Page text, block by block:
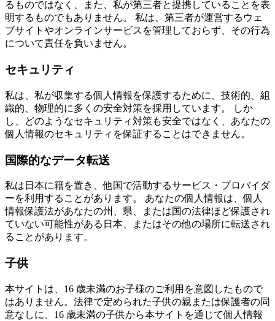
るものではなく、また、私が第三者と提携していることを表
明するものでもありません。 私は、第三者が運営するウェ
ブサイトやオンラインサービスを管理しておらず、その行為
について責任を負いません。
セキュリティ
私は、私が収集する個人情報を保護するために、技術的、組
織的、物理的に多くの安全対策を採用しています。 しか
し、どのようなセキュリティ対策も安全ではなく、あなたの
個人情報のセキュリティを保証することはできません。
国際的なデータ転送
私は日本に籍を置き、他国で活動するサービス・プロバイダ
ーを利用することがあります。 あなたの個人情報は、個人
情報保護法があなたの州、県、または国の法律ほど保護され
ていない可能性がある日本、またはその他の場所に転送され
ることがあります。
子供
本サイトは、16 歳未満のお子様のご利用を意図したもので
はありません。法律で定められた子供の親または保護者の同
意なしに、16 歳未満の子供から本サイトを通じて個人情報